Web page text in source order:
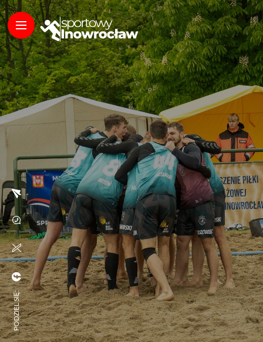
PODZIEL SIĘ: